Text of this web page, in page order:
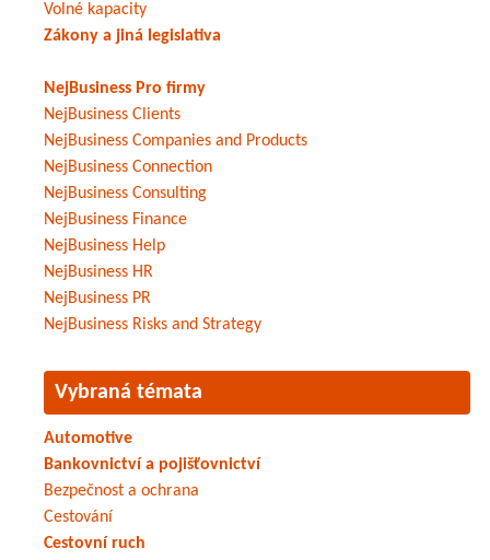
Volné kapacity
Zákony a jiná legislativa
NejBusiness Pro firmy
NejBusiness Clients
NejBusiness Companies and Products
NejBusiness Connection
NejBusiness Consulting
NejBusiness Finance
NejBusiness Help
NejBusiness HR
NejBusiness PR
NejBusiness Risks and Strategy
Vybraná témata
Automotive
Bankovnictví a pojišťovnictví
Bezpečnost a ochrana
Cestování
Cestovní ruch